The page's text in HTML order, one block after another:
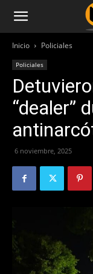
Inicio Policiales
Policiales
“dealer”
6 noviembre, 2025